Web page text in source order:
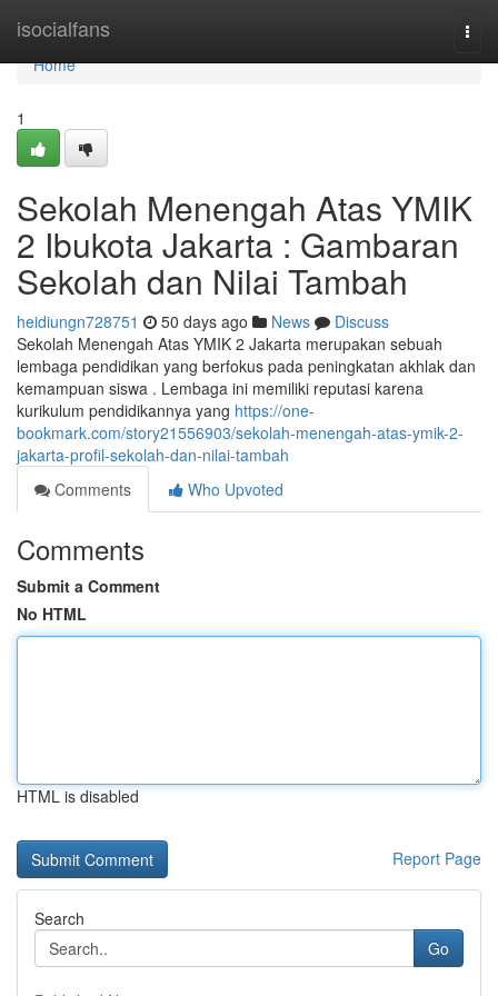
isocialfans
Home
Home
1
Sekolah Menengah Atas YMIK
2 Ibukota Jakarta : Gambaran
Sekolah dan Nilai Tambah
heidiungn728751 50 days ago News
Discuss
Sekolah Menengah Atas YMIK 2 Jakarta merupakan sebuah
lembaga pendidikan yang berfokus pada peningkatan akhlak dan
kemampuan siswa . Lembaga ini memiliki reputasi karena
kurikulum pendidikannya yang https://one-
bookmark.com/story21556903/sekolah-menengah-atas-ymik-2-
jakarta-profil-sekolah-dan-nilai-tambah
Comments
Who Upvoted
Comments
Submit a Comment
No HTML
HTML is disabled
Report Page
Search
Go